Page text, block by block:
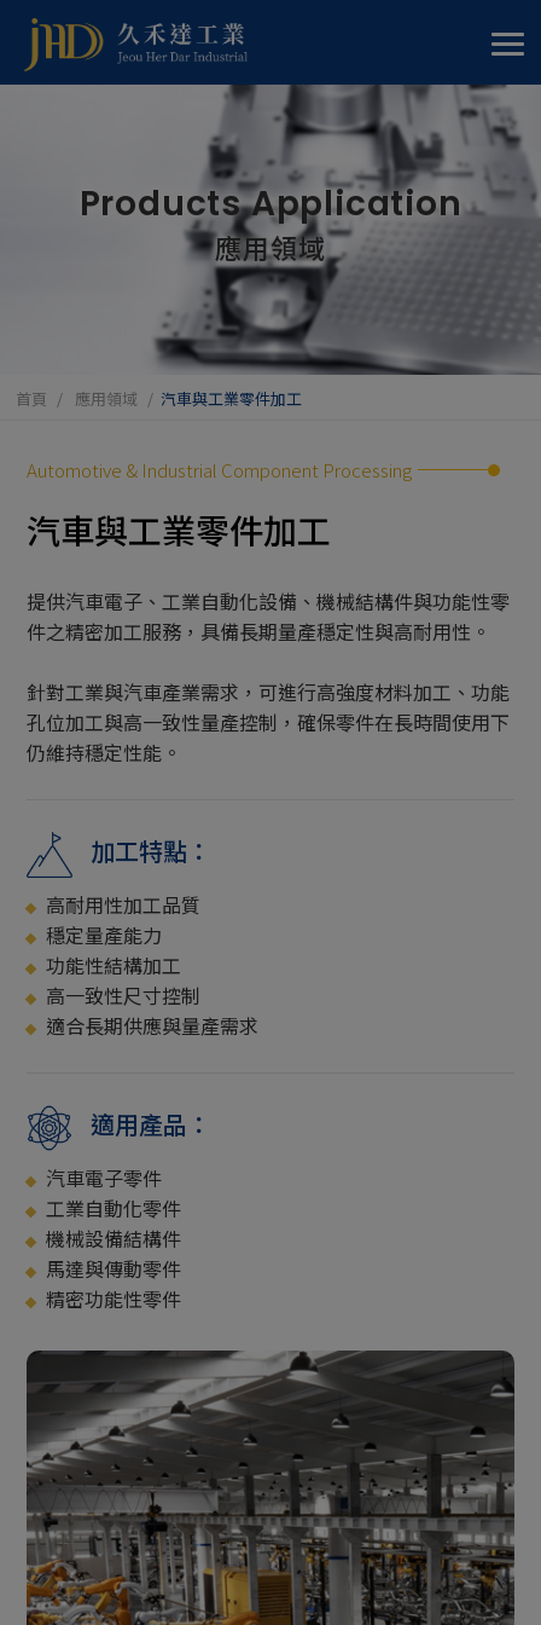
Products Application
應用領域
首頁 應用領域 汽車與工業零件加工
Automotive & Industrial Component Processing
汽車與工業零件加工
提供汽車電子、工業自動化設備、機械結構件與功能性零
件之精密加工服務，具備長期量產穩定性與高耐用性。
針對工業與汽車產業需求，可進行高強度材料加工、功能
孔位加工與高一致性量產控制，確保零件在長時間使用下
仍維持穩定性能。
加工特點：
高耐用性加工品質
穩定量產能力
功能性結構加工
高一致性尺寸控制
適合長期供應與量產需求
適用產品：
汽車電子零件
工業自動化零件
機械設備結構件
馬達與傳動零件
精密功能性零件
Cookie管理面板